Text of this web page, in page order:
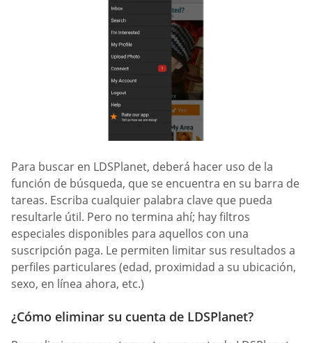
Para buscar en LDSPlanet, deberá hacer uso de la
función de búsqueda, que se encuentra en su barra de
tareas. Escriba cualquier palabra clave que pueda
resultarle útil. Pero no termina ahí; hay filtros
especiales disponibles para aquellos con una
suscripción paga. Le permiten limitar sus resultados a
perfiles particulares (edad, proximidad a su ubicación,
sexo, en línea ahora, etc.)
¿Cómo eliminar su cuenta de LDSPlanet?